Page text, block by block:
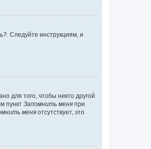
. Следуйте инструкциям, и
для того, чтобы никто другой
пункт Запомнить меня при
меня отсутствует, это